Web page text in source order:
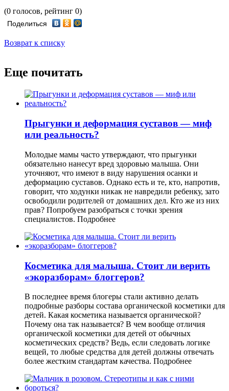
(0 голосов, рейтинг 0)
Поделиться
Возврат к списку
Еще почитать
Прыгунки и деформация суставов — миф
или реальность?
Молодые мамы часто утверждают, что прыгунки
обязательно нанесут вред здоровью малыша. Они
уточняют, что имеют в виду нарушения осанки и
деформацию суставов. Однако есть и те, кто, напротив,
говорит, что ходунки никак не навредили ребенку, зато
освободили родителей от домашних дел. Кто же из них
прав? Попробуем разобраться с точки зрения
специалистов. Подробнее
Косметика для малыша. Стоит ли верить
«экоразборам» блоггеров?
В последнее время блогеры стали активно делать
подробные разборы состава органической косметики для
детей. Какая косметика называется органической?
Почему она так называется? В чем вообще отличия
органической косметики для детей от обычных
косметических средств? Ведь, если следовать логике
вещей, то любые средства для детей должны отвечать
более жестким стандартам качества. Подробнее